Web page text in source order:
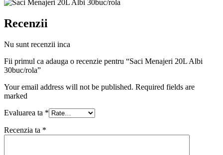
Recenzii
Nu sunt recenzii inca
Fii primul ca adauga o recenzie pentru “Saci Menajeri 20L Albi
30buc/rola”
Your email address will not be published. Required fields are
marked
Evaluarea ta *
Recenzia ta *